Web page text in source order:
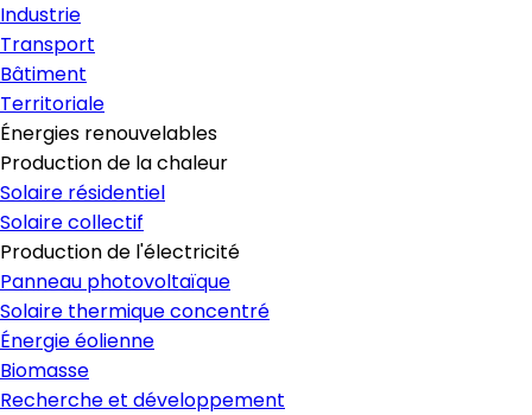
Industrie
Transport
Bâtiment
Territoriale
Énergies renouvelables
Production de la chaleur
Solaire résidentiel
Solaire collectif
Production de l'électricité
Panneau photovoltaïque
Solaire thermique concentré
Énergie éolienne
Biomasse
Recherche et développement